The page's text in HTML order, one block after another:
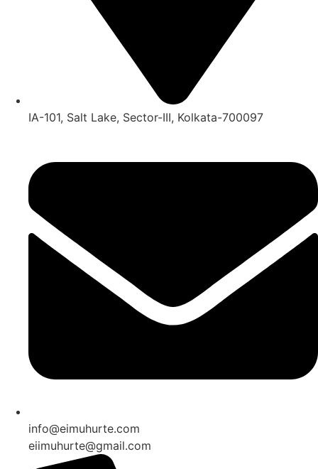
IA-101, Salt Lake, Sector-III, Kolkata-700097
info@eimuhurte.com
eiimuhurte@gmail.com